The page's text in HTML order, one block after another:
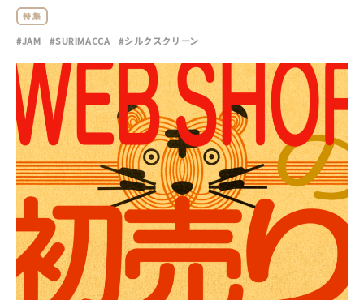
イベント
印刷見本
シルクスクリーン
無地素材
紙
本
特集
#JAM #SURIMACCA #シルクスクリーン